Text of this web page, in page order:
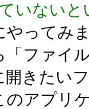
いない
やってみ
「ファイ
開きたい
のアプリ